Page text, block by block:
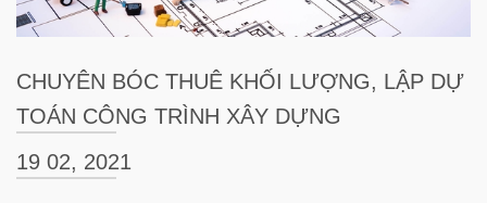
CHUYÊN BÓC THUÊ KHỐI LƯỢNG, LẬP DỰ
TOÁN CÔNG TRÌNH XÂY DỰNG
19 02, 2021